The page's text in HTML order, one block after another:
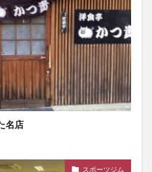
名店
スポーツジム